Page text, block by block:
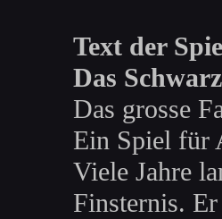
Text der
Das
Das grosse
Ein Spiel für
Viele Jahre
Finsternis.